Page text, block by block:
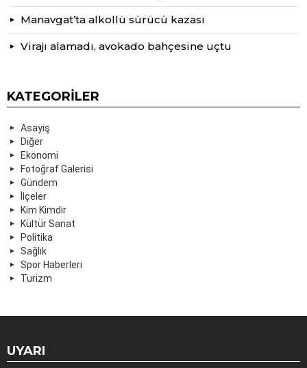
Manavgat’ta alkollü sürücü kazası
Virajı alamadı, avokado bahçesine uçtu
KATEGORILER
Asayiş
Diğer
Ekonomi
Fotoğraf Galerisi
Gündem
İlçeler
Kim Kimdir
Kültür Sanat
Politika
Sağlık
Spor Haberleri
Turizm
UYARI